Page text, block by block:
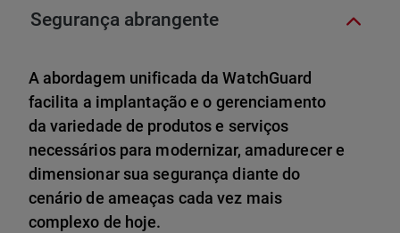
Segurança abrangente
A abordagem unificada da WatchGuard
facilita a implantação e o gerenciamento
da variedade de produtos e serviços
necessários para modernizar, amadurecer e
dimensionar sua segurança diante do
cenário de ameaças cada vez mais
complexo de hoje.